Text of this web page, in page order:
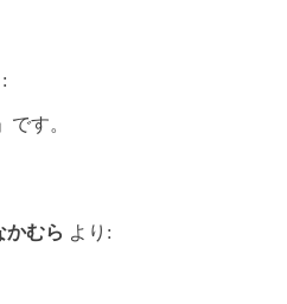
です。
かむら より: